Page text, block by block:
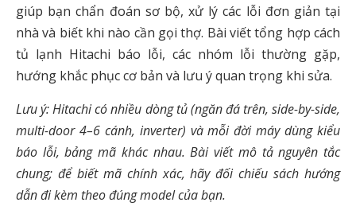
giúp bạn chẩn đoán sơ bộ, xử lý các lỗi đơn giản tại
nhà và biết khi nào cần gọi thợ. Bài viết tổng hợp cách
tủ lạnh Hitachi báo lỗi, các nhóm lỗi thường gặp,
hướng khắc phục cơ bản và lưu ý quan trọng khi sửa.
Lưu ý: Hitachi có nhiều dòng tủ (ngăn đá trên, side-by-side,
multi-door 4–6 cánh, inverter) và mỗi đời máy dùng kiểu
báo lỗi, bảng mã khác nhau. Bài viết mô tả nguyên tắc
chung; để biết mã chính xác, hãy đối chiếu sách hướng
dẫn đi kèm theo đúng model của bạn.